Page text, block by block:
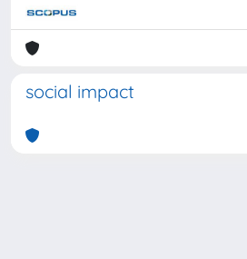
social impact